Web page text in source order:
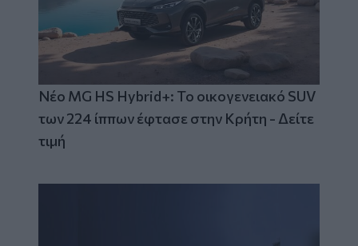
Νέο MG HS Hybrid+: Το οικογενειακό SUV
των 224 ίππων έφτασε στην Κρήτη - Δείτε
τιμή